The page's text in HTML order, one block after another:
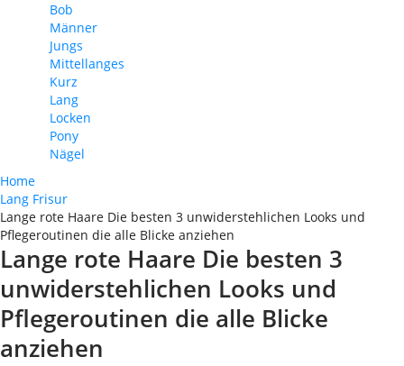
Bob
Männer
Jungs
Mittellanges
Kurz
Lang
Locken
Pony
Nägel
Home
Lang Frisur
Lange rote Haare Die besten 3 unwiderstehlichen Looks und
Pflegeroutinen die alle Blicke anziehen
Lange rote Haare Die besten 3
unwiderstehlichen Looks und
Pflegeroutinen die alle Blicke
anziehen